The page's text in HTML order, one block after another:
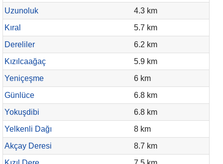
Uzunoluk
4.3 km
Kıral
5.7 km
Dereliler
6.2 km
Kızılcaağaç
5.9 km
Yeniçeşme
6 km
Günlüce
6.8 km
Yokuşdibi
6.8 km
Yelkenli Dağı
8 km
Akçay Deresi
8.7 km